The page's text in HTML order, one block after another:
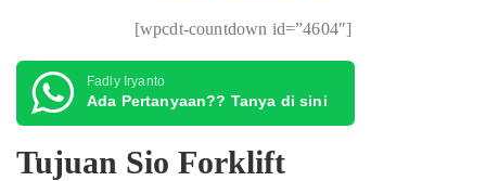
[wpcdt-countdown id=”4604″]
Fadly Iryanto
Ada Pertanyaan?? Tanya di sini
Tujuan Sio Forklift